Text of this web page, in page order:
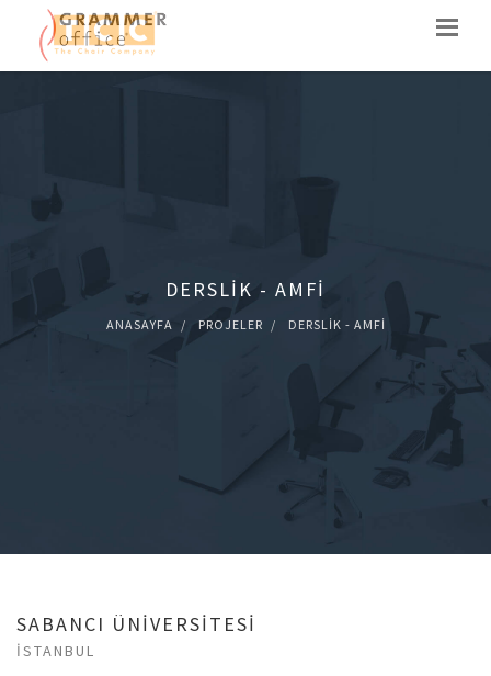
DERSLIK - AMFI
ANASAYFA PROJELER DERSLIK - AMFI
SABANCI ÜNİVERSİTESİ
İSTANBUL